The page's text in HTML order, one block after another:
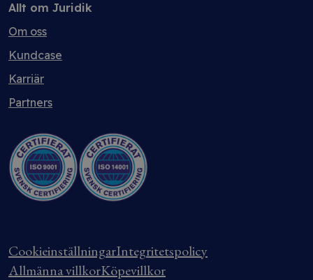
Allt om Juridik
Om oss
Kundcase
Karriär
Partners
CookieinställningarIntegritetspolicy
Allmänna villkorKöpevillkor